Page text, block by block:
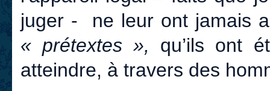
juger - ne leur ont jamais
« prétextes », qu’ils ont
atteindre, à travers des